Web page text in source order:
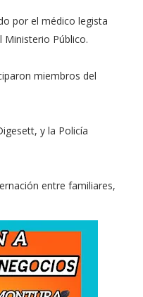
por el médico legista
Ministerio Público.
miembros del
y la Policía
entre familiares,